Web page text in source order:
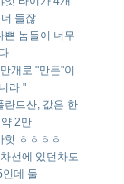
들잖
쁜 놈들이 너무
개로 "만든"이
라 "
란드산, 값은 한
2만
핫 ㅎㅎㅎㅎ
선에 있던차도
인데 둘